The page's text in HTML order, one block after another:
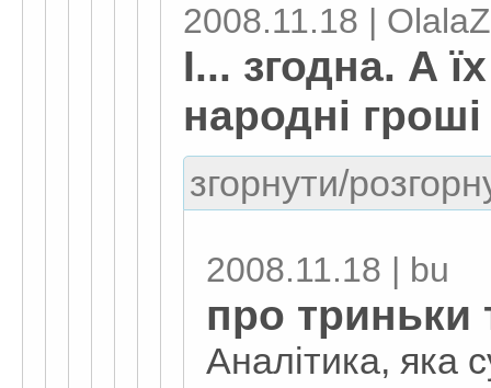
2008.11.18 |
І... згодна. А
народні
згорнути/
2008.11.18 | bu
про триньки
Аналітика, яка